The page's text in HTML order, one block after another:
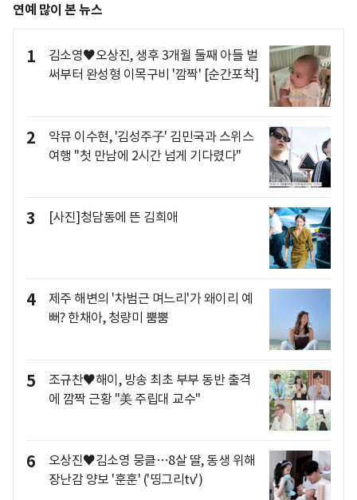
연예 많이 본 뉴스
1
김소영♥오상진, 생후 3개월 둘째 아들 벌
써부터 완성형 이목구비 '깜짝' [순간포착]
2
악뮤 이수현, '김성주子' 김민국과 스위스
여행 "첫 만남에 2시간 넘게 기다렸다"
3 [사진]청담동에 뜬 김희애
4
제주 해변의 '차범근 며느리'가 왜이리 예
뻐? 한채아, 청량미 뿜뿜
5
조규찬♥해이, 방송 최초 부부 동반 출격
에 깜짝 근황 "美 주립대 교수"
6
오상진♥김소영 뭉클…8살 딸, 동생 위해
장난감 양보 '훈훈' ('띵그리tv')